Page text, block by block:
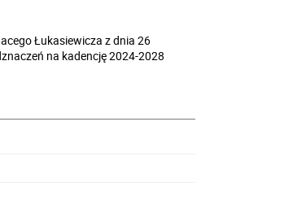
Łukasiewicza z dnia 26
na kadencję 2024-2028